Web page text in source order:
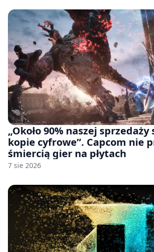
„Około 90% naszej
kopie cyfrowe”. Capcom nie
śmiercią gier na płytach
7 sie 2026